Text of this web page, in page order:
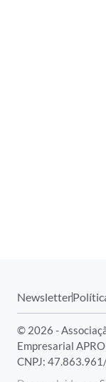
Newsletter
© 2026 -
Empresarial
CNPJ: